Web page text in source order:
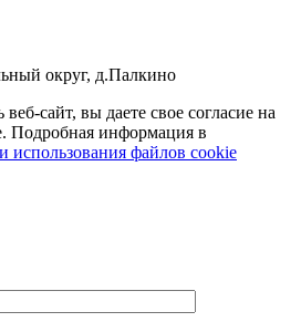
округ, д.Палкино
сайт, вы даете свое согласие на
Подробная информация в
использования файлов cookie